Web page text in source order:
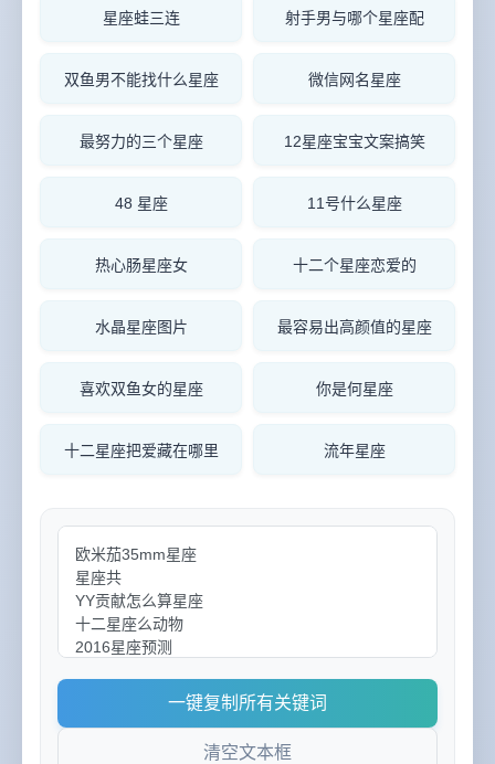
星座蛙三连 射手男与哪个星座配
双鱼男不能找什么星座 微信网名星座
最努力的三个星座 12星座宝宝文案搞笑
48 星座 11号什么星座
热心肠星座女 十二个星座恋爱的
水晶星座图片 最容易出高颜值的星座
喜欢双鱼女的星座 你是何星座
十二星座把爱藏在哪里 流年星座
一键复制所有关键词
清空文本框